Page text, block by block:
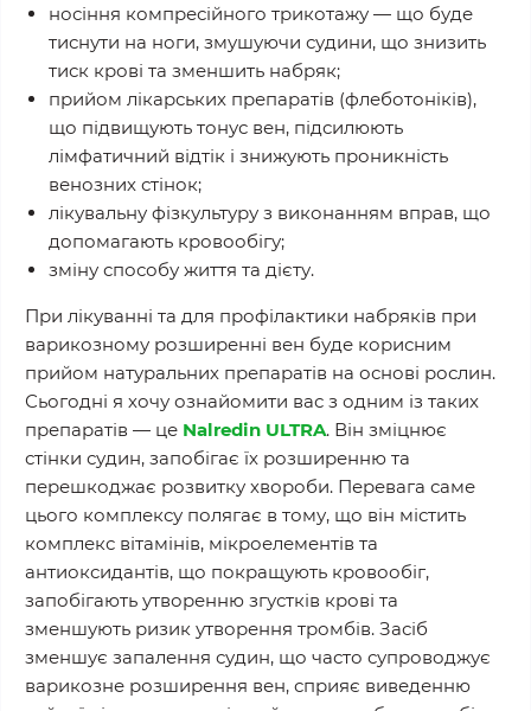
носіння компресійного трикотажу — що буде
тиснути на ноги, змушуючи судини, що знизить
тиск крові та зменшить набряк;
прийом лікарських препаратів (флеботоніків),
що підвищують тонус вен, підсилюють
лімфатичний відтік і знижують проникність
венозних стінок;
лікувальну фізкультуру з виконанням вправ, що
допомагають кровообігу;
зміну способу життя та дієту.
При лікуванні та для профілактики набряків при
варикозному розширенні вен буде корисним
прийом натуральних препаратів на основі рослин.
Сьогодні я хочу ознайомити вас з одним із таких
препаратів — це Nalredin ULTRA. Він зміцнює
стінки судин, запобігає їх розширенню та
перешкоджає розвитку хвороби. Перевага саме
цього комплексу полягає в тому, що він містить
комплекс вітамінів, мікроелементів та
антиоксидантів, що покращують кровообіг,
запобігають утворенню згустків крові та
зменшують ризик утворення тромбів. Засіб
зменшує запалення судин, що часто супроводжує
варикозне розширення вен, сприяє виведенню